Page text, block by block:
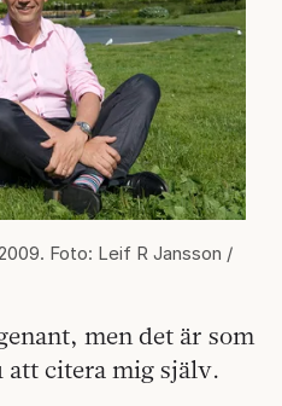
Foto: Leif R Jansson /
men det är som
att citera mig själv.